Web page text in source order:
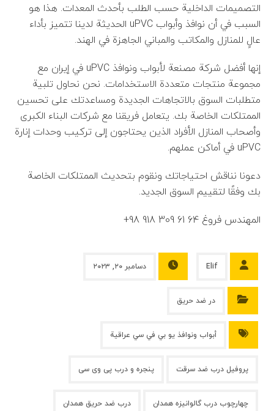
التصميمات الداخلية حسب الطلب بأحدث المعدات. هذا هو
السبب في أن نوافذ وأبواب uPVC الحديثة لدينا تتميز بأداء
عالٍ للمنازل والمكاتب والمباني الجاهزة في الهند.
إنها أفضل شركة مصنعة لأبواب ونوافذ uPVC في إيران مع
مجموعة منتجات متعددة الاستخدامات. نحن نحاول تلبية
متطلبات السوق بالاتجاهات الجديدة ومساعدتك على تحسين
الممتلكات الخاصة بك. يتعامل فريقنا مع شركات البناء الكبرى
وأصحاب المنازل الأفراد الذين يحتاجون إلى تركيب وحدات إنارة
uPVC في أماكن عملهم.
دعونا نناقش احتياجاتك ونقوم بتحديث الممتلكات الخاصة
بك وفقًا لتقييم السوق الجديد.
المهندس فروغ 64 61 309 918 98+
Elif دسامبر ۲۰, ۲۰۲۳
در ضد حریق
أبواب ونوافذ يو بي في سي عراقية
پروفیل درب ضد سرقت پنجره و درب پی وی سی
چهارچوب درب گالوانیزه همدان درب ضد حریق همدان